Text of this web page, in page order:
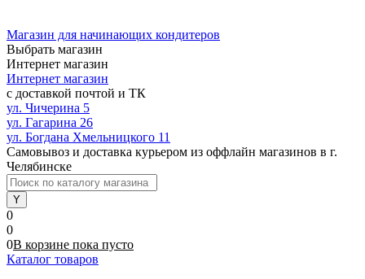
Магазин для начинающих кондитеров
Выбрать магазин
Интернет магазин
Интернет магазин
с доставкой почтой и ТК
ул. Чичерина 5
ул. Гагарина 26
ул. Богдана Хмельницкого 11
Самовывоз и доставка курьером из оффлайн магазинов в г.
Челябинске
0
0
0В корзине пока пусто
Каталог товаров